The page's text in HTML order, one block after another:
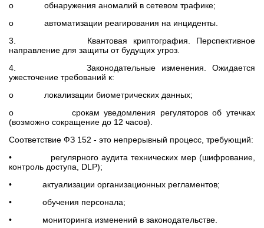
o обнаружения аномалий в сетевом трафике;
o автоматизации реагирования на инциденты.
3. Квантовая криптография. Перспективное
направление для защиты от будущих угроз.
4. Законодательные изменения. Ожидается
ужесточение требований к:
o локализации биометрических данных;
o срокам уведомления регуляторов об утечках
(возможно сокращение до 12 часов).
Соответствие ФЗ 152 - это непрерывный процесс, требующий:
• регулярного аудита технических мер (шифрование,
контроль доступа, DLP);
• актуализации организационных регламентов;
• обучения персонала;
• мониторинга изменений в законодательстве.